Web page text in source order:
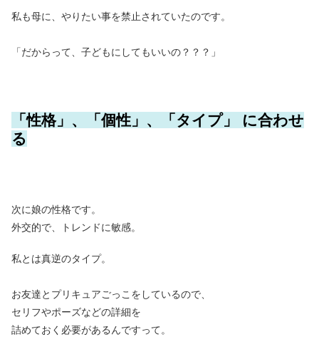
私も母に、やりたい事を禁止されていたのです。
「だからって、子どもにしてもいいの？？？」
「性格」、「個性」、「タイプ」 に合わせ
る
次に娘の性格です。
外交的で、トレンドに敏感。
私とは真逆のタイプ。
お友達とプリキュアごっこをしているので、
セリフやポーズなどの詳細を
詰めておく必要があるんですって。